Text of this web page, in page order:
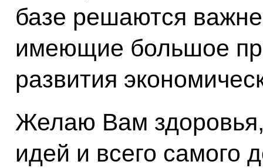
базе решаются
имеющие большое
развития
Желаю Вам
идей и всего самого